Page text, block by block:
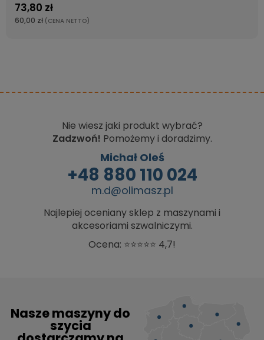
73,80 zł
60,00 zł (CENA NETTO)
Nie wiesz jaki produkt wybrać?
Zadzwoń! Pomożemy i doradzimy.
Michał Oleś
+48 880 110 024
m.d@olimasz.pl
Najlepiej oceniany sklep z maszynami i
akcesoriami szwalniczymi.
Ocena: ⭐⭐⭐⭐⭐ 4,7!
Nasze maszyny do
szycia